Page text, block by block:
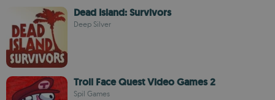
Dead Island: Survivors
Deep Silver
Troll Face Quest Video Games 2
Spil Games